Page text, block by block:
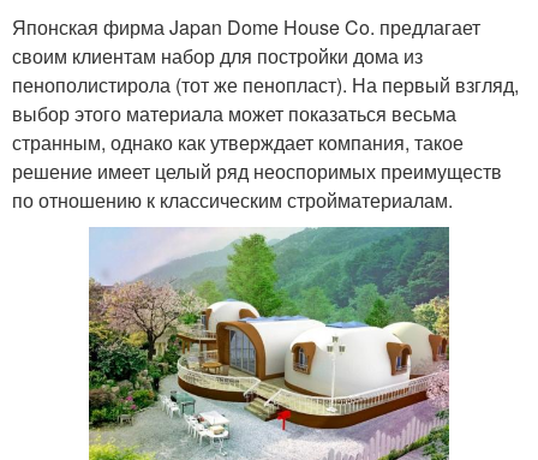
Японская фирма Japan Dome House Co. предлагает
своим клиентам набор для постройки дома из
пенополистирола (тот же пенопласт). На первый взгляд,
выбор этого материала может показаться весьма
странным, однако как утверждает компания, такое
решение имеет целый ряд неоспоримых преимуществ
по отношению к классическим стройматериалам.